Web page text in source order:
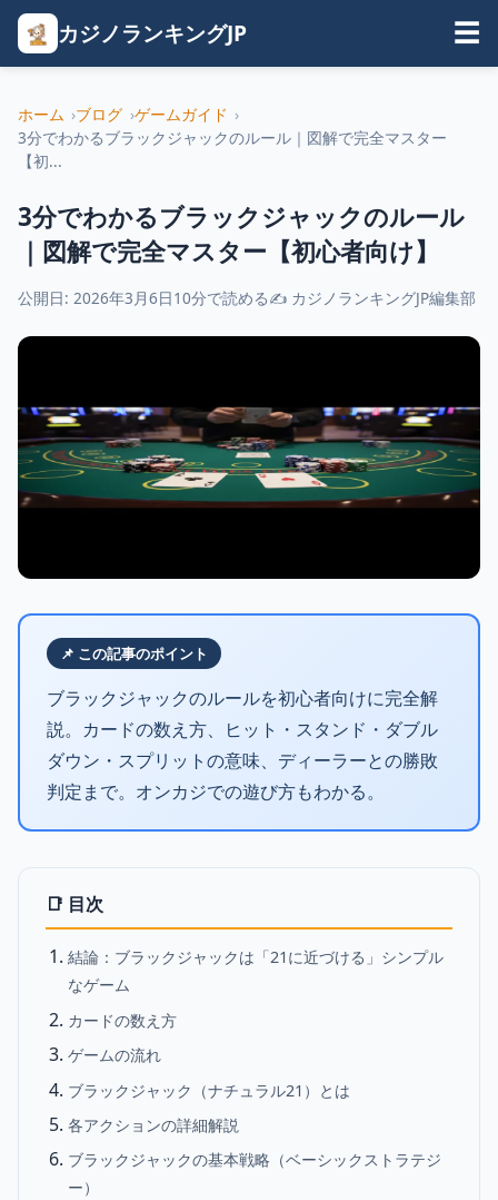
カジノランキングJP ☰
ホーム ブログ ゲームガイド
3分でわかるブラックジャックのルール｜図解で完全マスター
【初...
3分でわかるブラックジャックのルール
｜図解で完全マスター【初心者向け】
公開日: 2026年3月6日10分で読める✍ カジノランキングJP編集部
📌 この記事のポイント
ブラックジャックのルールを初心者向けに完全解
説。カードの数え方、ヒット・スタンド・ダブル
ダウン・スプリットの意味、ディーラーとの勝敗
判定まで。オンカジでの遊び方もわかる。
📑 目次
結論：ブラックジャックは「21に近づける」シンプル
なゲーム
カードの数え方
ゲームの流れ
ブラックジャック（ナチュラル21）とは
各アクションの詳細解説
ブラックジャックの基本戦略（ベーシックストラテジ
ー）